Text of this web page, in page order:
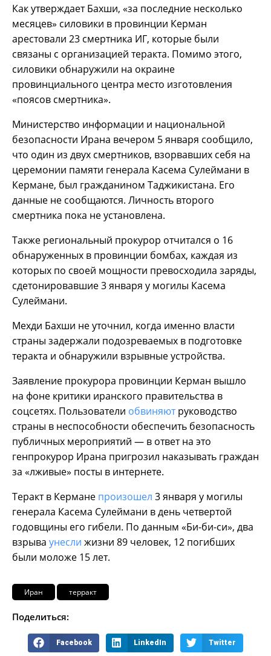
Как утверждает Бахши, «за последние несколько
месяцев» силовики в провинции Керман
арестовали 23 смертника ИГ, которые были
связаны с организацией теракта. Помимо этого,
силовики обнаружили на окраине
провинциального центра место изготовления
«поясов смертника».
Министерство информации и национальной
безопасности Ирана вечером 5 января сообщило,
что один из двух смертников, взорвавших себя на
церемонии памяти генерала Касема Сулеймани в
Кермане, был гражданином Таджикистана. Его
данные не сообщаются. Личность второго
смертника пока не установлена.
Также региональный прокурор отчитался о 16
обнаруженных в провинции бомбах, каждая из
которых по своей мощности превосходила заряды,
сдетонировавшие 3 января у могилы Касема
Сулеймани.
Мехди Бахши не уточнил, когда именно власти
страны задержали подозреваемых в подготовке
теракта и обнаружили взрывные устройства.
Заявление прокурора провинции Керман вышло
на фоне критики иранского правительства в
соцсетях. Пользователи обвиняютруководство
страны в неспособности обеспечить безопасность
публичных мероприятий — в ответ на это
генпрокурор Ирана пригрозил наказывать граждан
за «лживые» посты в интернете.
Теракт в Кермане произошел 3 января у могилы
генерала Касема Сулеймани в день четвертой
годовщины его гибели. По данным «Би-би-си», два
взрыва унесли жизни 89 человек, 12 погибших
были моложе 15 лет.
Иран терракт
Поделиться:
Facebook LinkedIn Twitter